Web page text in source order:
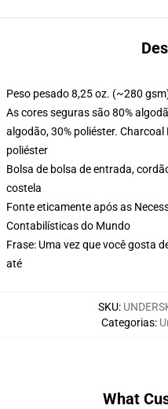
Peso pesado 8,25 oz. (~280
As cores seguras são 80%
algodão, 30% poliéster. Charcoal
poliéster
Bolsa de bolsa de entrada,
costela
Fonte eticamente após as
Contabilísticas do Mundo
Frase: Uma vez que você gosta
até
SKU:
Categorias:
What